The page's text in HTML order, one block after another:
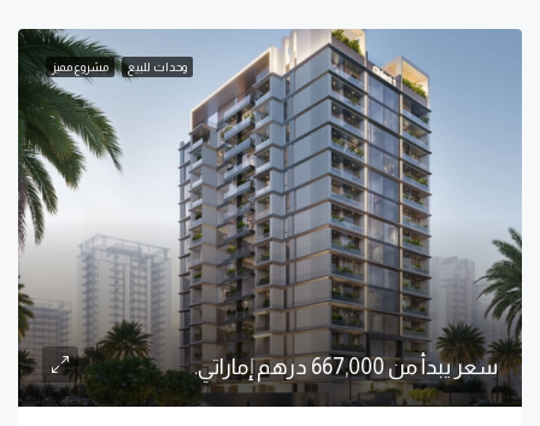
وحدات للبيع مشروع مميز
سعر يبدأ من 667,000 درهم إماراتي.